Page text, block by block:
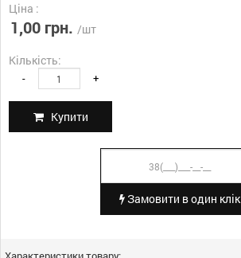
Ціна :
1,00 грн. /шт
Кількість:
- +
Купити
Замовити в один клік